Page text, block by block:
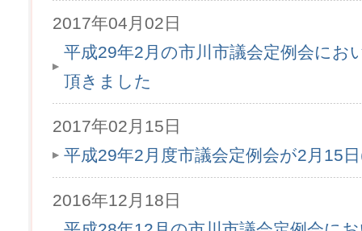
2017年04月02日
平成29年2月の市川市議会定例会にお
頂きました
2017年02月15日
平成29年2月度市議会定例会が2月15
2016年12月18日